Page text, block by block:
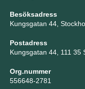
Besöksadress
Kungsgatan 44,
Postadress
Kungsgatan 44, 111 35
Org.nummer
556648-2781